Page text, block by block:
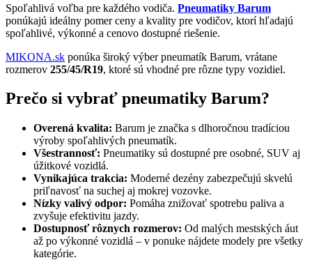
Spoľahlivá voľba pre každého vodiča. Pneumatiky Barum
ponúkajú ideálny pomer ceny a kvality pre vodičov, ktorí hľadajú
spoľahlivé, výkonné a cenovo dostupné riešenie.
MIKONA.sk ponúka široký výber pneumatík Barum, vrátane
rozmerov 255/45/R19, ktoré sú vhodné pre rôzne typy vozidiel.
Prečo si vybrať pneumatiky Barum?
Overená kvalita: Barum je značka s dlhoročnou tradíciou
výroby spoľahlivých pneumatík.
Všestrannosť: Pneumatiky sú dostupné pre osobné, SUV aj
úžitkové vozidlá.
Vynikajúca trakcia: Moderné dezény zabezpečujú skvelú
priľnavosť na suchej aj mokrej vozovke.
Nízky valivý odpor: Pomáha znižovať spotrebu paliva a
zvyšuje efektivitu jazdy.
Dostupnosť rôznych rozmerov: Od malých mestských áut
až po výkonné vozidlá – v ponuke nájdete modely pre všetky
kategórie.